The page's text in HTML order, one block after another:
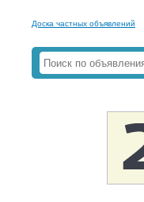
Доска частных объявлений